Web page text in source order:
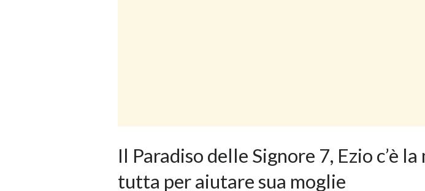
Il Paradiso delle Signore 7, Ezio c’è
tutta per aiutare sua moglie